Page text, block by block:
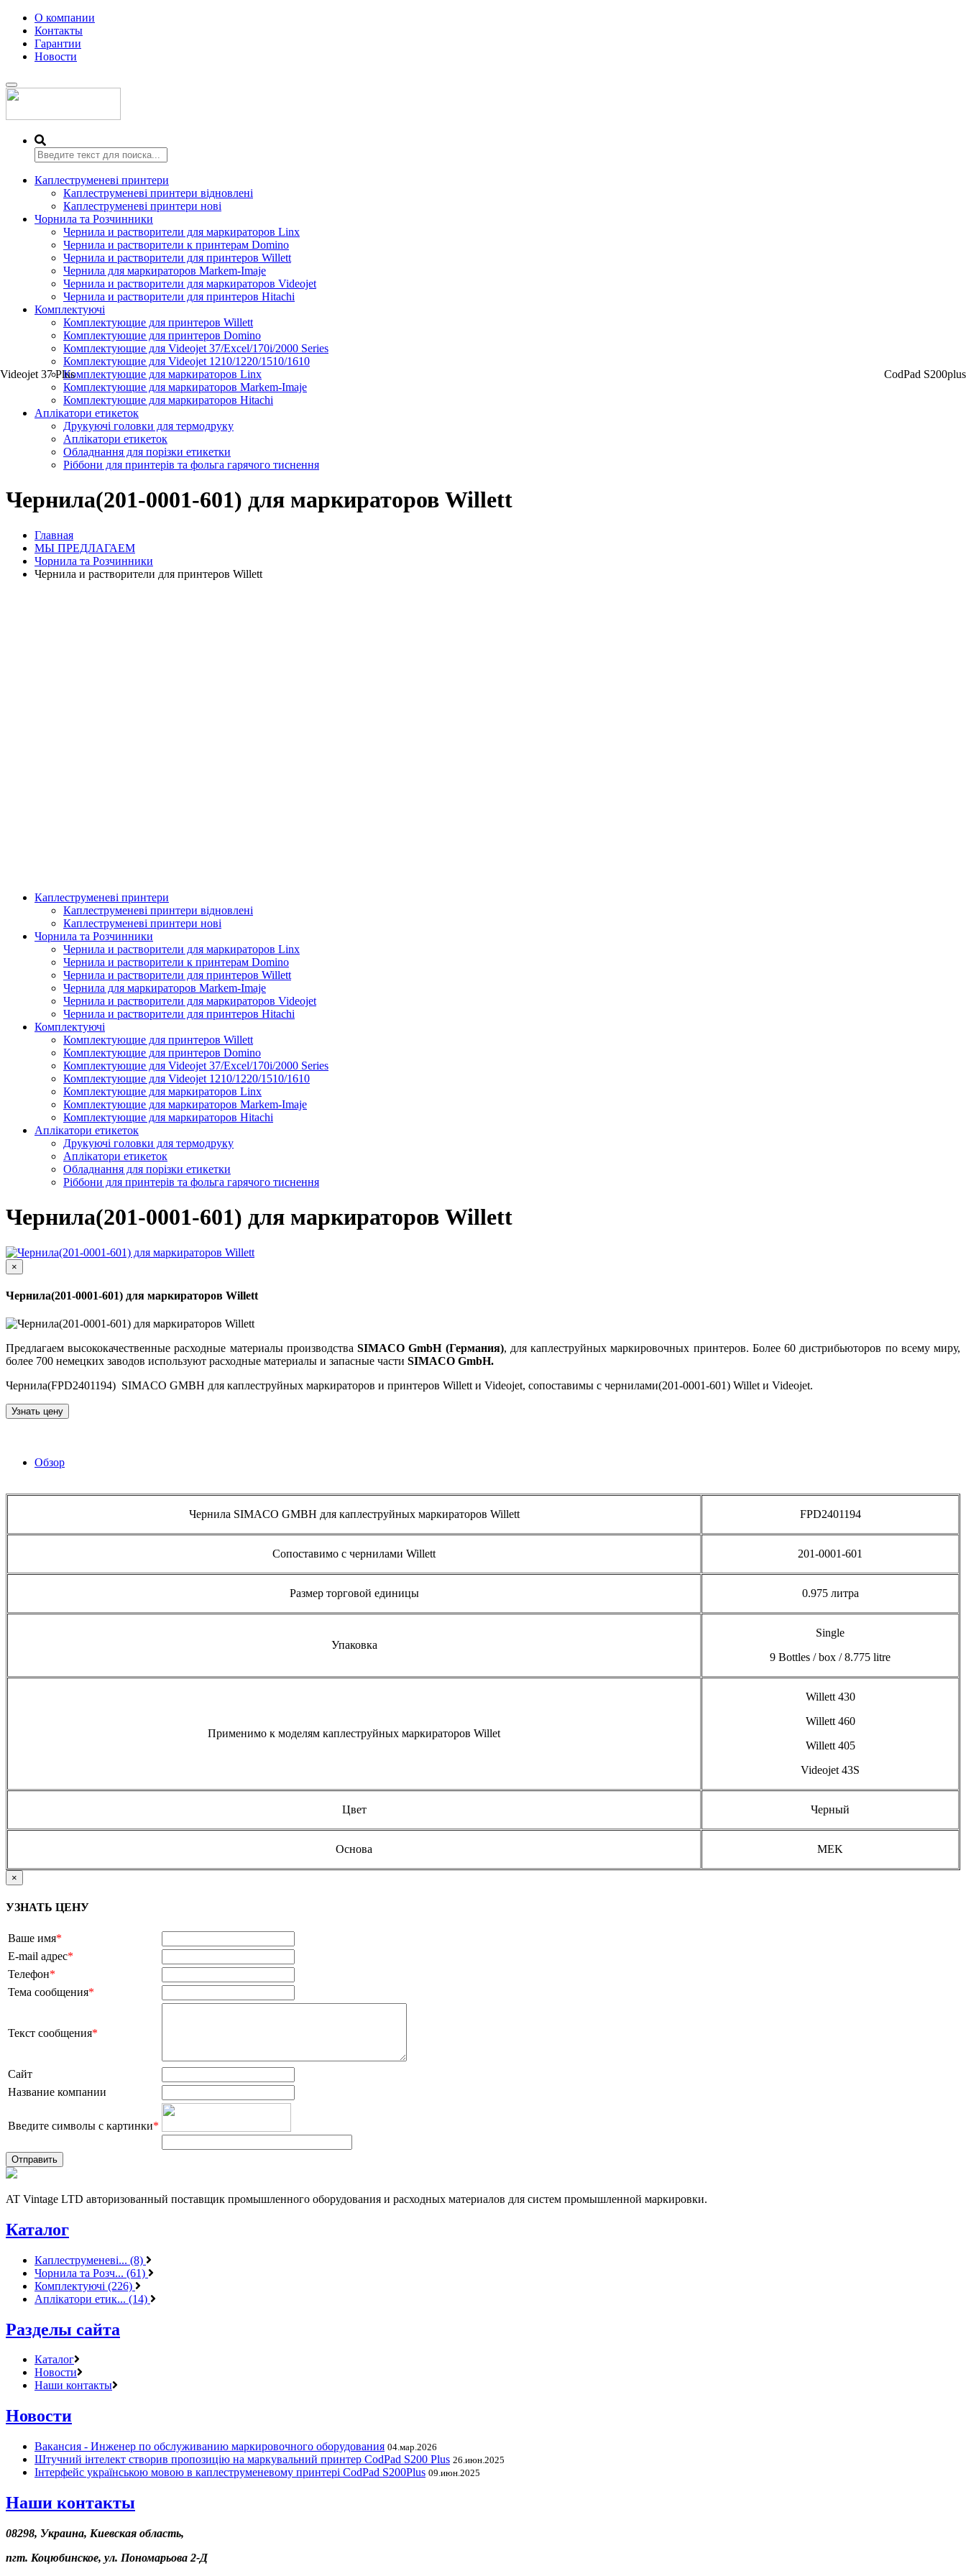
О компании
Контакты
Гарантии
Новости
Переключить
навигацию
Каплеструменеві принтери
Каплеструменеві принтери відновлені
Каплеструменеві принтери нові
Чорнила та Розчинники
Чернила и растворители для маркираторов Linx
Чернила и растворители к принтерам Domino
Чернила и растворители для принтеров Willett
Чернила для маркираторов Markem-Imaje
Чернила и растворители для маркираторов Videojet
Чернила и растворители для принтеров Hitachi
Комплектуючі
Комплектующие для принтеров Willett
Комплектующие для принтеров Domino
Комплектующие для Videojet 37/Excel/170i/2000 Series
Комплектующие для Videojet 1210/1220/1510/1610
Комплектующие для маркираторов Linx
Комплектующие для маркираторов Markem-Imaje
Комплектующие для маркираторов Hitachi
Аплікатори етикеток
Друкуючі головки для термодруку
Аплікатори етикеток
Обладнання для порізки етикетки
Ріббони для принтерів та фольга гарячого тиснення
Чернила(201-0001-601) для маркираторов Willett
Главная
МЫ ПРЕДЛАГАЕМ
Чорнила та Розчинники
Чернила и растворители для принтеров Willett
Аплікатор для горизонтальної поклейки етикетки
Подробнее
Каплеструйный принтер CodPad S200 Plus для маркировки продукции
Videojet 37 Plus CodPad S200plus
Каплеструменеві принтери
Каплеструменеві принтери відновлені
Каплеструменеві принтери нові
Чорнила та Розчинники
Чернила и растворители для маркираторов Linx
Чернила и растворители к принтерам Domino
Чернила и растворители для принтеров Willett
Чернила для маркираторов Markem-Imaje
Чернила и растворители для маркираторов Videojet
Чернила и растворители для принтеров Hitachi
Комплектуючі
Комплектующие для принтеров Willett
Комплектующие для принтеров Domino
Комплектующие для Videojet 37/Excel/170i/2000 Series
Комплектующие для Videojet 1210/1220/1510/1610
Комплектующие для маркираторов Linx
Комплектующие для маркираторов Markem-Imaje
Комплектующие для маркираторов Hitachi
Аплікатори етикеток
Друкуючі головки для термодруку
Аплікатори етикеток
Обладнання для порізки етикетки
Ріббони для принтерів та фольга гарячого тиснення
Чернила(201-0001-601) для маркираторов Willett
×
Чернила(201-0001-601) для маркираторов Willett
Предлагаем высококачественные расходные материалы производстваSIMACO GmbH (Германия), для каплеструйных маркировочных принтеров. Более 60 дистрибьюторов по всему миру,
более 700 немецких заводов используют расходные материалы и запасные части SIMACO GmbH.
Чернила(FPD2401194) SIMACO GMBH для каплеструйных маркираторов и принтеров Willett и Videojet, сопоставимы с чернилами(201-0001-601) Willet и Videojet.
Узнать цену
Обзор
Чернила SIMACO GMBH для каплеструйных маркираторов Willett FPD2401194
Сопоставимо с чернилами Willett 201-0001-601
Размер торговой единицы 0.975 литра
Упаковка
Single
9 Bottles / box / 8.775 litre
Применимо к моделям каплеструйных маркираторов Willet
Willett 430
Willett 460
Willett 405
Videojet 43S
Цвет Черный
Основа MEK
×
УЗНАТЬ ЦЕНУ
Ваше имя*
E-mail адрес*
Телефон*
Тема сообщения*
Текст сообщения*
Сайт
Название компании
Введите символы с картинки*
AT Vintage LTD авторизованный поставщик промышленного оборудования и расходных материалов для систем промышленной маркировки.
Каталог
Каплеструменеві... (8)
Чорнила та Розч... (61)
Комплектуючі (226)
Аплікатори етик... (14)
Разделы сайта
Каталог
Новости
Наши контакты
Новости
Вакансия - Инженер по обслуживанию маркировочного оборудования 04.мар.2026
Штучний інтелект створив пропозицію на маркувальний принтер CodPad S200 Plus 26.июн.2025
Інтерфейс українською мовою в каплеструменевому принтері CodPad S200Plus 09.июн.2025
Наши контакты
08298, Украина, Киевская область,
пгт. Коцюбинское, ул. Пономарьова 2-Д